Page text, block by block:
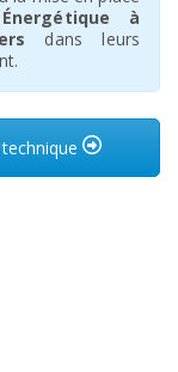
à
dans leurs